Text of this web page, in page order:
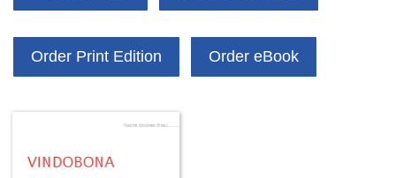
Order Print Edition Order eBook